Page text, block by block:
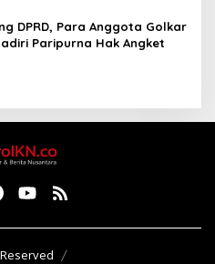
DPRD, Para Anggota Golkar
Paripurna Hak Angket